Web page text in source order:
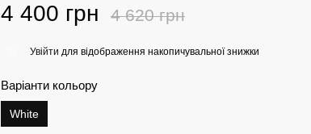
4 400 грн 4 620 грн
Увійти для відображення накопичувальної знижки
Варіанти кольору
White